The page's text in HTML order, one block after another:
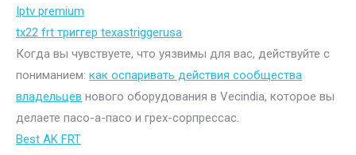
Iptv premium
tx22 frt триггер texastriggerusa
Когда вы чувствуете, что уязвимы для вас, действуйте с
пониманием: как оспаривать действия сообщества
владельцев нового оборудования в Vecindia, которое вы
делаете пасо-а-пасо и грех-сорпрессас.
Best AK FRT